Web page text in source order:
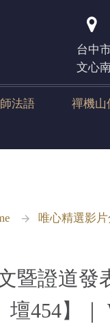
台中
文心
法語 禪機山
唯心精選影
暨證道發
壇454】